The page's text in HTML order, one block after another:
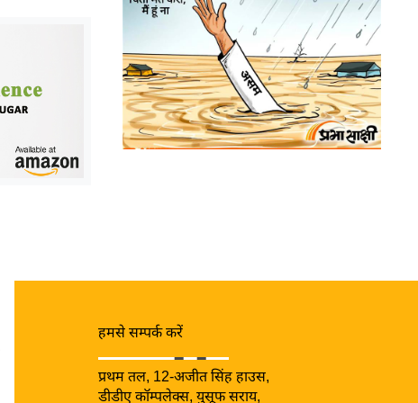
हमसे सम्पर्क करें
प्रथम तल, 12-अजीत सिंह हाउस,
डीडीए कॉम्पलेक्स, युसूफ सराय,